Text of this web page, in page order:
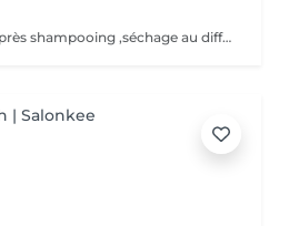
Shampooing hydratant, après shampooing ,séchage au diffuseur sérum et fixation finale. Important: cheveux sans tresse ni nud à l'arrivée; tout nud ou tressage entraîne l'annulation et 50% de la prestation est retenu. Toute arrivée retardée de 15-30 minutes ou plus entraînera l'annulation automatique du rendez-vous.